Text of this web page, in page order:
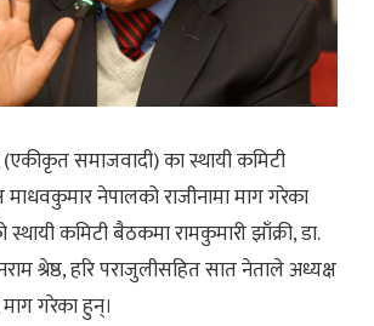
समाजवादी) का स्थायी कमिटी
नेपालको राजीनामा माग गरेका
कमिटी बैठकमा रामकुमारी झाँक्री, डा.
श्रेष्ठ, हरि पराजुलीसहित सात नेताले अध्यक्ष
गरेका हुन्।